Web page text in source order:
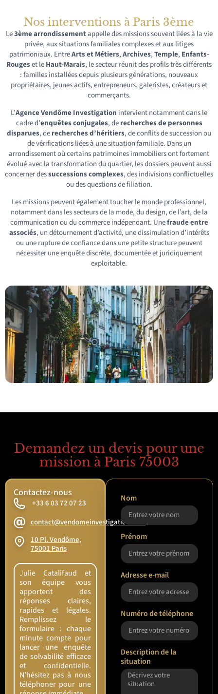
Nos interventions à Paris 3ème
Le3ème arrondissementappelle des missions souvent liées à la vie
privée, aux situations familiales complexes et aux litiges
patrimoniaux. EntreArts et Métiers,Archives,Temple, Enfants-
Rougeset leHaut-Marais, le secteur réunit des profils très différents
: familles installées depuis plusieurs générations, nouveaux
propriétaires, jeunes actifs, entrepreneurs, galeristes, créateurs et
commerçants.
L’Agence Vendôme Investigation intervient notamment dans le
cadre d’enquêtes conjugales, derecherches de personnes
disparues, derecherches d’héritiers, de conflits de succession ou
de vérifications liées à une situation familiale. Dans un
arrondissement où certains patrimoines immobiliers ont fortement
évolué avec la transformation du quartier, les dossiers peuvent aussi
concerner dessuccessions complexes, des indivisions conflictuelles
ou des questions de filiation.
Les missions peuvent également toucher le monde professionnel,
notamment dans les secteurs de la mode, du design, de l’art, de la
communication ou du commerce indépendant. Unefraude entre
associés, un détournement d’activité, une dissimulation d’intérêts
ou une rupture de confiance dans une petite structure peuvent
nécessiter une enquête discrète, documentée et juridiquement
exploitable.
Demandez un devis pour une
mission à Paris 75003
Contactez-nous
+33 6 03 72 07 23
contact@vendomeinvestigation.com
10 Pl. Vendôme,
75001 Paris
Julie Catalifaud et
son équipe vous
apportent des
réponses claires,
rapides et légales.
Remplissez le
formulaire : chaque
minute compte pour
lancer une enquête
de solvabilité efficace
et confidentielle.
N’hésitez pas à nous
téléphoner pour une
Nom
Prénom
Adresse e-mail
Numéro de téléphone
Description de la
situation